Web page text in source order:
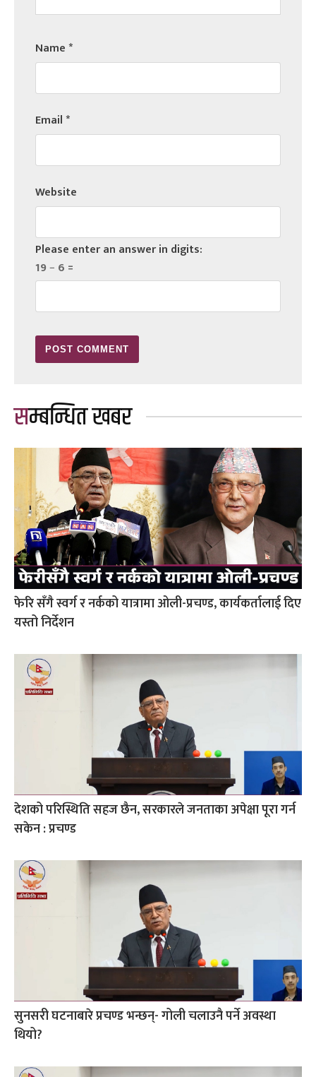
Name*
Email*
Website
Please enter an answer in digits:
19 − 6 =
सम्बन्धित खबर
फेरि सँगै स्वर्ग र नर्कको यात्रामा ओली-प्रचण्ड, कार्यकर्तालाई दिए
यस्तो निर्देशन
देशको परिस्थिति सहज छैन, सरकारले जनताका अपेक्षा पूरा गर्न
सकेन : प्रचण्ड
सुनसरी घटनाबारे प्रचण्ड भन्छन्- गोली चलाउनै पर्ने अवस्था
थियो?